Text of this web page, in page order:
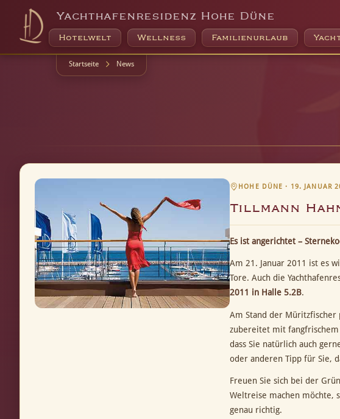
Yachthafenresidenz Hohe Düne
Hotelwelt Wellness Familienurlaub
Startseite News
HOHE DÜNE · 19. JANUAR
Tillmann
Es ist angerichtet –
Am 21. Januar 2011 ist es
Tore. Auch die
2011 in Halle 5.2B.
Am Stand der Müritzfischer
zubereitet mit fangfrischem
dass Sie natürlich auch
oder anderen Tipp für Sie,
Freuen Sie sich bei der
Weltreise machen möchte,
genau richtig.